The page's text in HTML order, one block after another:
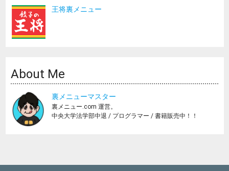
王将裏メニュー
About Me
裏メニューマスター
裏メニュー.com 運営。
中央大学法学部中退 / プログラマー / 書籍販売中！！